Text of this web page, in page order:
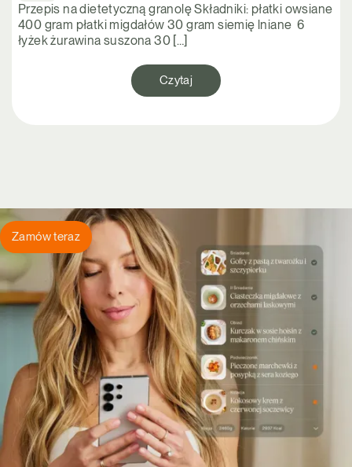
Przepis na dietetyczną granolę Składniki: płatki owsiane
400 gram płatki migdałów 30 gram siemię lniane 6
łyżek żurawina suszona 30 […]
Czytaj
Zamów teraz